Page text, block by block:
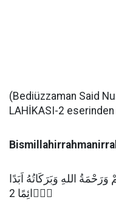
(Bediüzzaman Said
LAHİKASI-2
عَلَيْكُمْ وَرَحْمَةُ اللهِ وَبَرَكَاتُهُ اَبَدًا
دَۤائِمًا 2